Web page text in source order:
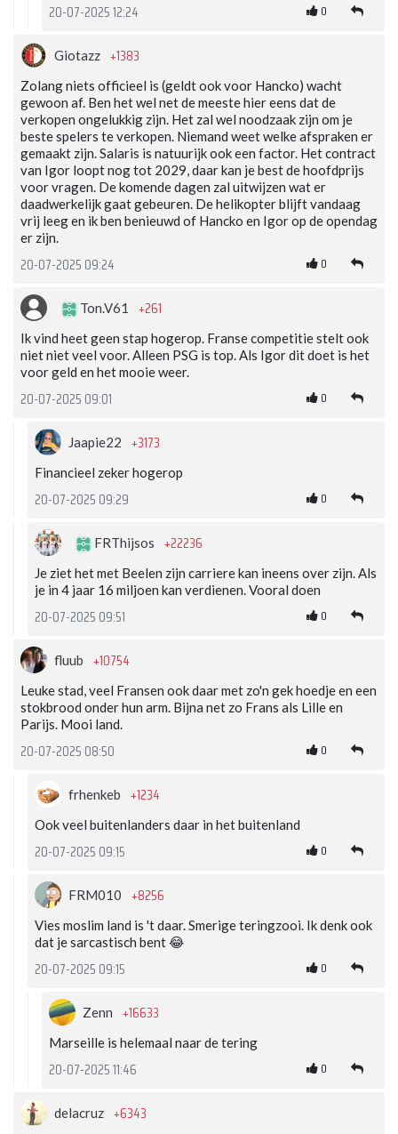
20-07-2025 12:24 0
Giotazz +1383
Zolang niets officieel is (geldt ook voor Hancko) wacht
gewoon af. Ben het wel net de meeste hier eens dat de
verkopen ongelukkig zijn. Het zal wel noodzaak zijn om je
beste spelers te verkopen. Niemand weet welke afspraken er
gemaakt zijn. Salaris is natuurijk ook een factor. Het contract
van Igor loopt nog tot 2029, daar kan je best de hoofdprijs
voor vragen. De komende dagen zal uitwijzen wat er
daadwerkelijk gaat gebeuren. De helikopter blijft vandaag
vrij leeg en ik ben benieuwd of Hancko en Igor op de opendag
er zijn.
20-07-2025 09:24 0
Ton.V61 +261
Ik vind heet geen stap hogerop. Franse competitie stelt ook
niet niet veel voor. Alleen PSG is top. Als Igor dit doet is het
voor geld en het mooie weer.
20-07-2025 09:01 0
Jaapie22 +3173
Financieel zeker hogerop
20-07-2025 09:29 0
FRThijsos +22236
Je ziet het met Beelen zijn carriere kan ineens over zijn. Als
je in 4 jaar 16 miljoen kan verdienen. Vooral doen
20-07-2025 09:51 0
fluub +10754
Leuke stad, veel Fransen ook daar met zo'n gek hoedje en een
stokbrood onder hun arm. Bijna net zo Frans als Lille en
Parijs. Mooi land.
20-07-2025 08:50 0
frhenkeb +1234
Ook veel buitenlanders daar in het buitenland
20-07-2025 09:15 0
FRM010 +8256
Vies moslim land is 't daar. Smerige teringzooi. Ik denk ook
dat je sarcastisch bent 😂
20-07-2025 09:15 0
Zenn +16633
Marseille is helemaal naar de tering
20-07-2025 11:46 0
delacruz +6343